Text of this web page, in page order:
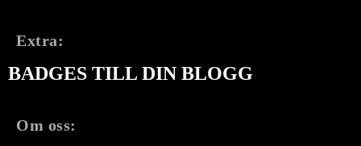
Extra:
BADGES TILL DIN BLOGG
Om oss: